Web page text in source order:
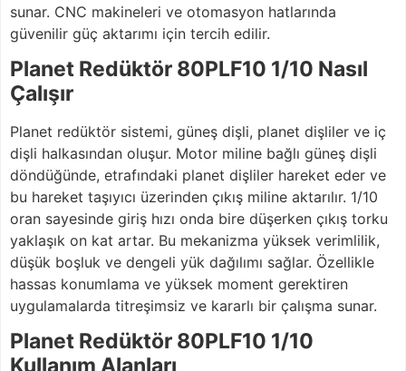
sunar. CNC makineleri ve otomasyon hatlarında
güvenilir güç aktarımı için tercih edilir.
Planet Redüktör 80PLF10 1/10 Nasıl
Çalışır
Planet redüktör sistemi, güneş dişli, planet dişliler ve iç
dişli halkasından oluşur. Motor miline bağlı güneş dişli
döndüğünde, etrafındaki planet dişliler hareket eder ve
bu hareket taşıyıcı üzerinden çıkış miline aktarılır. 1/10
oran sayesinde giriş hızı onda bire düşerken çıkış torku
yaklaşık on kat artar. Bu mekanizma yüksek verimlilik,
düşük boşluk ve dengeli yük dağılımı sağlar. Özellikle
hassas konumlama ve yüksek moment gerektiren
uygulamalarda titreşimsiz ve kararlı bir çalışma sunar.
Planet Redüktör 80PLF10 1/10